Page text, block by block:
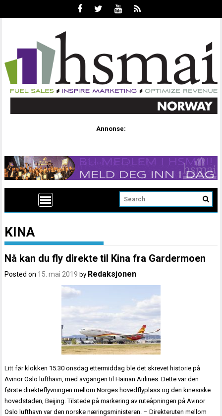
Annonse:
KINA
Nå kan du fly direkte til Kina fra Gardermoen
Posted on 15. mai 2019 by Redaksjonen
Litt før klokken 15.30 onsdag ettermiddag ble det skrevet historie på
Avinor Oslo lufthavn, med avgangen til Hainan Airlines. Dette var den
første direkteflyvningen mellom Norges hovedflyplass og den kinesiske
hovedstaden, Beijing. Tilstede på markering av ruteåpningen på Avinor
Oslo lufthavn var den norske næringsministeren. – Direkteruten mellom